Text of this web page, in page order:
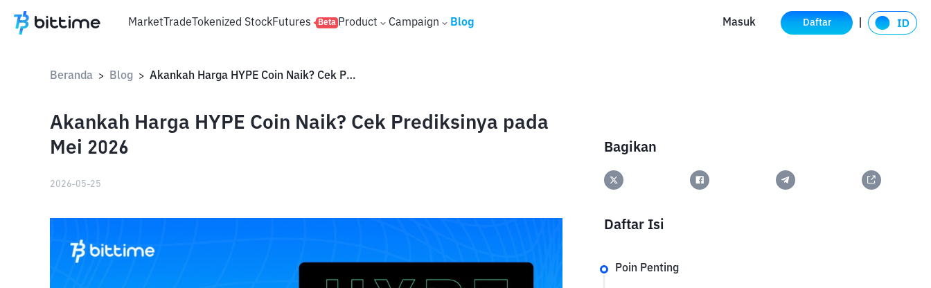
MarketTradeTokenized StockFutures Beta Product Campaign Blog Masuk Daftar
Beranda > Blog > Akankah Harga HYPE Coin Naik? Cek Prediksinya pada Mei 2026
Akankah Harga HYPE Coin Naik? Cek Prediksinya pada
Mei 2026
2026-05-25
Bagikan
Daftar Isi
Poin Penting